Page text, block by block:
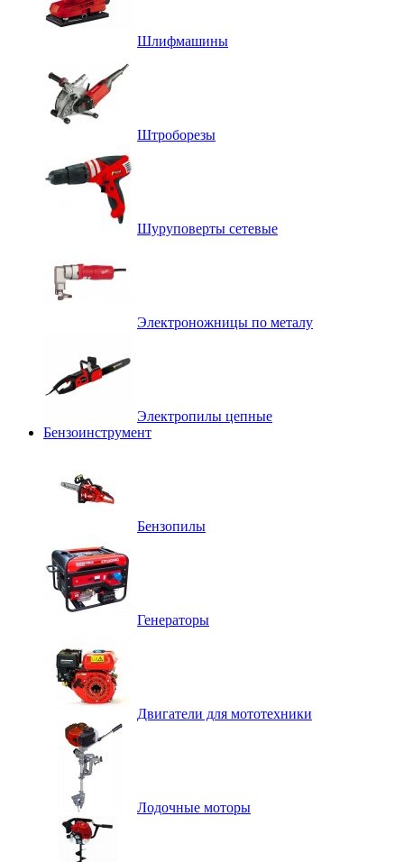
Шлифмашины
Штроборезы
Шуруповерты сетевые
Электроножницы по металу
Электропилы цепные
Бензоинструмент
Бензопилы
Генераторы
Двигатели для мототехники
Лодочные моторы